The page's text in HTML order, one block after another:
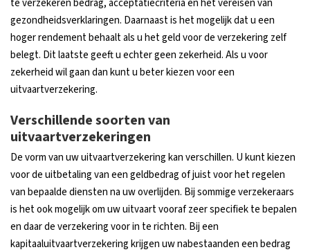
te verzekeren bedrag, acceptatiecriteria en het vereisen van
gezondheidsverklaringen. Daarnaast is het mogelijk dat u een
hoger rendement behaalt als u het geld voor de verzekering zelf
belegt. Dit laatste geeft u echter geen zekerheid. Als u voor
zekerheid wil gaan dan kunt u beter kiezen voor een
uitvaartverzekering.
Verschillende soorten van
uitvaartverzekeringen
De vorm van uw uitvaartverzekering kan verschillen. U kunt kiezen
voor de uitbetaling van een geldbedrag of juist voor het regelen
van bepaalde diensten na uw overlijden. Bij sommige verzekeraars
is het ook mogelijk om uw uitvaart vooraf zeer specifiek te bepalen
en daar de verzekering voor in te richten. Bij een
kapitaaluitvaartverzekering krijgen uw nabestaanden een bedrag